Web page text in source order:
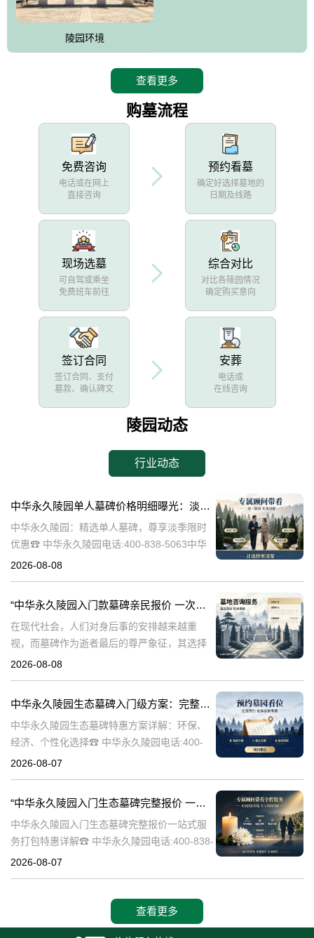
陵园环境
查看更多
购墓流程
免费咨询
电话或在网上
直接咨询
预约看墓
确定好选择墓地的
日期及线路
现场选墓
可自驾或乘坐
免费班车前往
综合对比
对比各陵园情况
确定购买意向
签订合同
签订合同、支付
墓款、确认碑文
安葬
电话或
在线咨询
陵园动态
行业动态
中华永久陵园单人墓碑价格明细曝光：淡季下单立省数千，限时优惠深度解析
中华永久陵园：精选单人墓碑，尊享淡季限时
优惠☎ 中华永久陵园电话:400-838-5063中华
永久陵园，作为国内知名的陵园品牌，始终以
2026-08-08
“中华永久陵园入门款墓碑亲民报价 一次性付清享折上折：超值优惠与便捷选择的完美结合”
在现代社会，人们对身后事的安排越来越重
视，而墓碑作为逝者最后的尊严象征，其选择
与设计也变得尤为重要。中华永久陵园作为中
和
2026-08-08
中华永久陵园生态墓碑入门级方案：完整报价与一站式服务打包特惠解析
中华永久陵园生态墓碑特惠方案详解：环保、
经济、个性化选择☎ 中华永久陵园电话:400-
838-5063随着人们对身后事的关注度提升，选
2026-08-07
“中华永久陵园入门生态墓碑完整报价 一站式服务打包特惠详解”
中华永久陵园入门生态墓碑完整报价一站式服
务打包特惠详解☎ 中华永久陵园电话:400-838-
5063中华永久陵园作为国内知名的陵园之一，
2026-08-07
查看更多